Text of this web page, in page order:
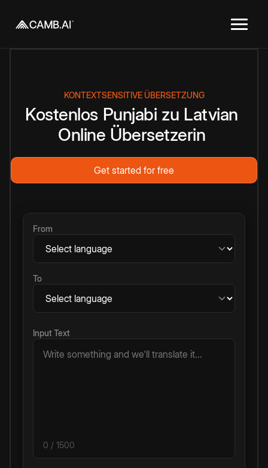
KONTEXTSENSITIVE ÜBERSETZUNG
Kostenlos Punjabi zu Latvian
Online Übersetzerin
Get started for free
From
To
Input Text
0 / 1500